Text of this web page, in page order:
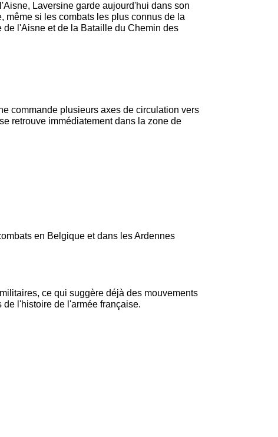
Laversine garde aujourd'hui dans son
même si les combats les plus connus de la
l'Aisne et de la Bataille du Chemin des
commande plusieurs axes de circulation vers
retrouve immédiatement dans la zone de
en Belgique et dans les Ardennes
ce qui suggère déjà des mouvements
l'histoire de l'armée française.